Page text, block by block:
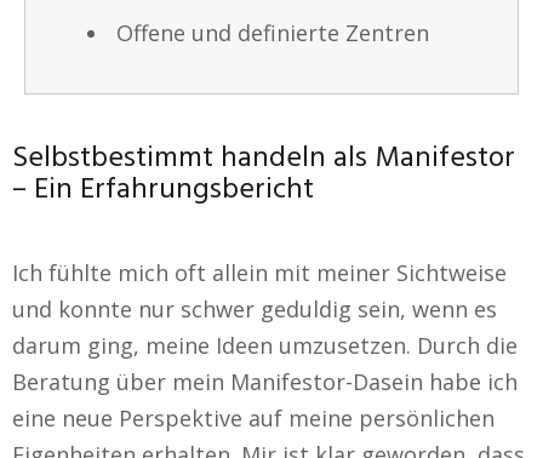
Offene und definierte Zentren
Selbstbestimmt handeln als Manifestor
– Ein Erfahrungsbericht
Ich fühlte mich oft allein mit meiner Sichtweise
und konnte nur schwer geduldig sein, wenn es
darum ging, meine Ideen umzusetzen. Durch die
Beratung über mein Manifestor-Dasein habe ich
eine neue Perspektive auf meine persönlichen